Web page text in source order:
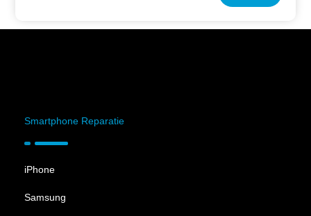
Smartphone Reparatie
iPhone
Samsung